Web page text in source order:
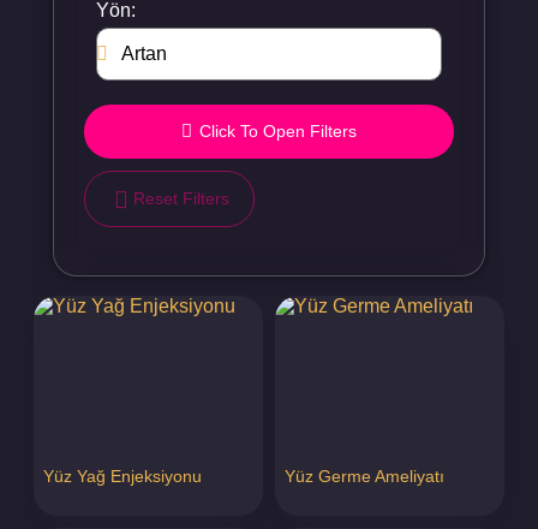
Yön:
Click To Open Filters
Reset Filters
Yüz Yağ Enjeksiyonu Yüz Germe Ameliyatı